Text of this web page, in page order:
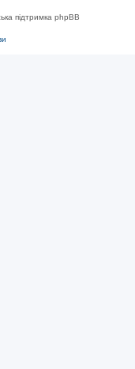
підтримка phpBB